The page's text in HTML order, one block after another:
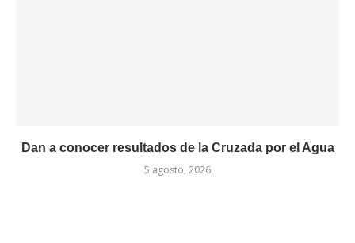
Dan a conocer resultados de la Cruzada por el Agua
5 agosto, 2026